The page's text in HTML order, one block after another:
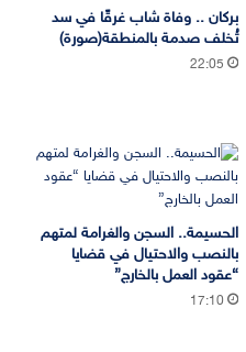
بركان .. وفاة شاب غرقًا في سد
تُخلف صدمة بالمنطقة(صورة)
22:05
الحسيمة.. السجن والغرامة لمتهم
بالنصب والاحتيال في قضايا
“عقود العمل بالخارج”
17:10